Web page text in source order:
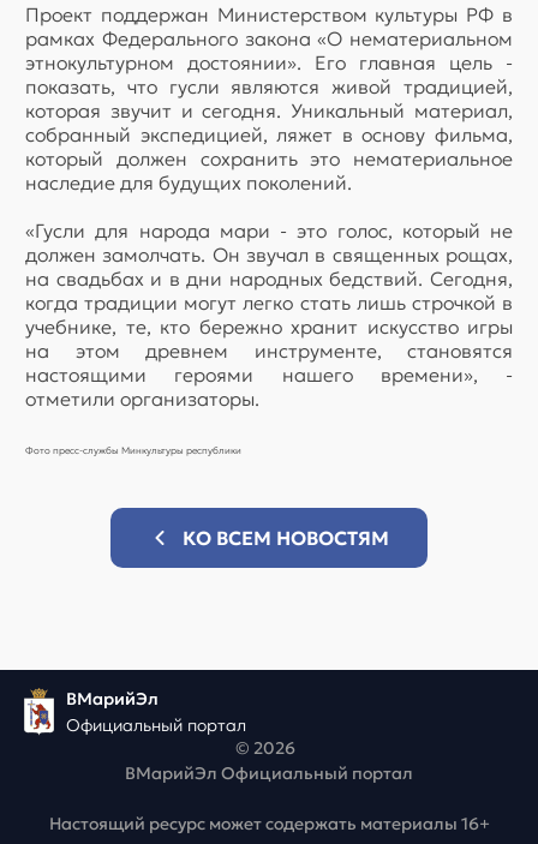
Проект поддержан Министерством культуры РФ в
рамках Федерального закона «О нематериальном
этнокультурном достоянии». Его главная цель -
показать, что гусли являются живой традицией,
которая звучит и сегодня. Уникальный материал,
собранный экспедицией, ляжет в основу фильма,
который должен сохранить это нематериальное
наследие для будущих поколений.
«Гусли для народа мари - это голос, который не
должен замолчать. Он звучал в священных рощах,
на свадьбах и в дни народных бедствий. Сегодня,
когда традиции могут легко стать лишь строчкой в
учебнике, те, кто бережно хранит искусство игры
на этом древнем инструменте, становятся
настоящими героями нашего времени», -
отметили организаторы.
Фото пресс-службы Минкультуры республики
КО ВСЕМ НОВОСТЯМ
ВМарийЭл
Официальный портал
© 2026
ВМарийЭл Официальный портал
Настоящий ресурс может содержать материалы 16+